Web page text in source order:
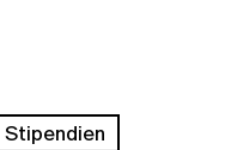
Stipendien